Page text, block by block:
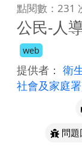
點閱數：231
公民-人
web
提供者： 衛
社會及家庭
問題